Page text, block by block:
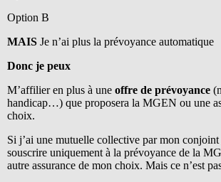
Option B
MAIS Je n’ai plus la prévoyance automatique
Donc je peux
M’affilier en plus à une offre de prévoyance
handicap…) que proposera la MGEN ou une
choix.
Si j’ai une mutuelle collective par mon conjoint
souscrire uniquement à la prévoyance de la
autre assurance de mon choix. Mais ce n’est